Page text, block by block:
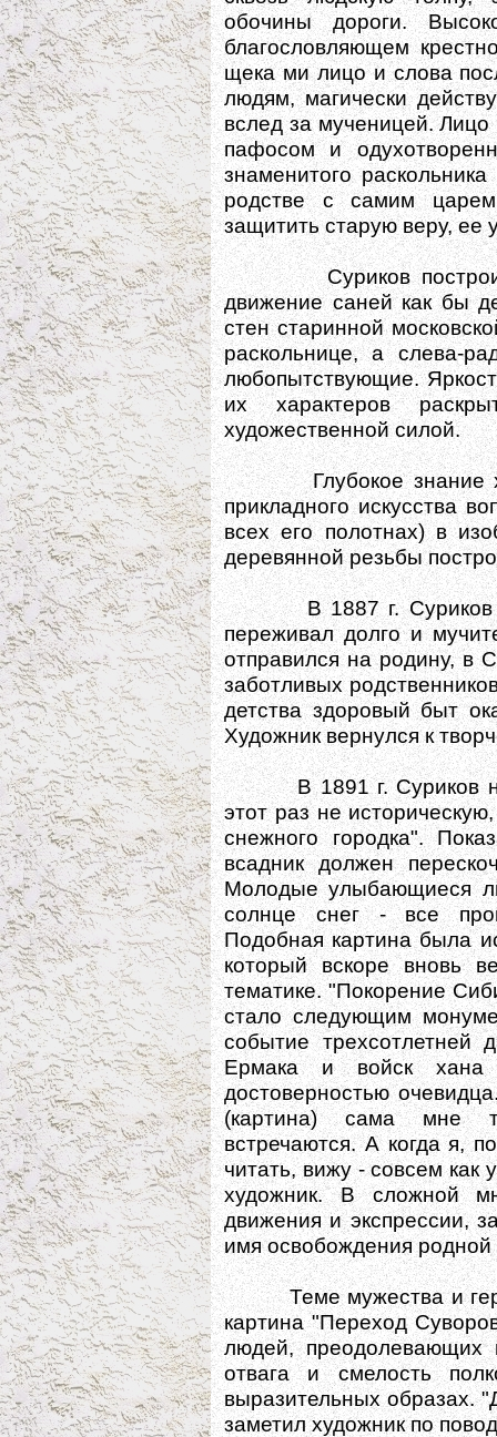
обочины дороги.
благословляющем
щека ми лицо и слова
людям, магически
вслед за мученицей.
пафосом и
знаменитого
родстве с самим
защитить старую веру, ее
Суриков построил
движение саней как бы
стен старинной
раскольнице, а слева-
любопытствующие.
их характеров
художественной силой.
Глубокое знание
прикладного искусства
всех его полотнах) в
деревянной резьбы
В 1887 г. Суриков
переживал долго и
отправился на родину, в
заботливых
детства здоровый быт
Художник вернулся к
В 1891 г. Суриков
этот раз не
снежного городка".
всадник должен
Молодые улыбающиеся
солнце снег - все
Подобная картина была
который вскоре вновь
тематике. "Покорение
стало следующим
событие трехсотлетней
Ермака и войск хана
достоверностью
(картина) сама мне
встречаются. А когда я,
читать, вижу - совсем
художник. В сложной
движения и экспрессии,
имя освобождения родной
Теме мужества и
картина "Переход
людей, преодолевающих
отвага и смелость
выразительных образах.
заметил художник по